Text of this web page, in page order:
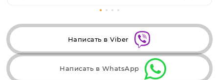
Написать в Viber
Написать в WhatsApp